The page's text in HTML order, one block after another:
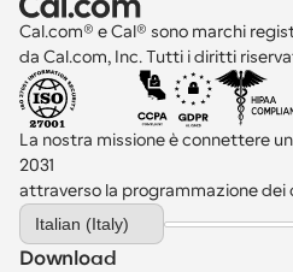
Cal.com® e Cal® sono marchi
da Cal.com, Inc. Tutti i diritti
La nostra missione è connettere
2031
attraverso la programmazione dei
Select Language
Italian (Italy)
Download